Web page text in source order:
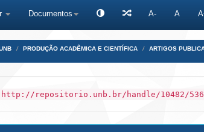
Documentos A- A
PRODUÇÃO ACADÊMICA E CIENTÍFICA ARTIGOS
http://repositorio.unb.br/handle/10482/